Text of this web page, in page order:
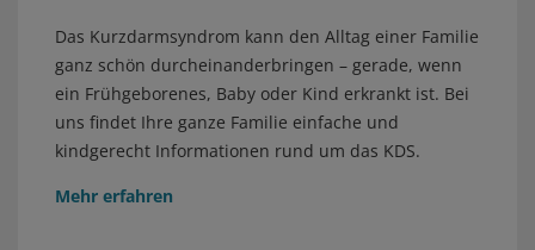
Das Kurzdarmsyndrom kann den Alltag einer Familie
ganz schön durcheinanderbringen – gerade, wenn
ein Frühgeborenes, Baby oder Kind erkrankt ist. Bei
uns findet Ihre ganze Familie einfache und
kindgerecht Informationen rund um das KDS.
Mehr erfahren